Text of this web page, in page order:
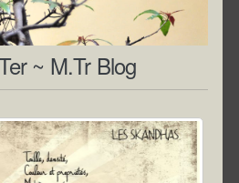
~ M.Tr Blog